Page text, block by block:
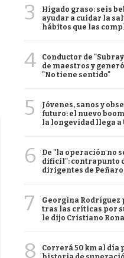
3
Hígado graso: seis
ayudar a cuidar la
hábitos que las
4
Conductor de
de maestros y
"No tiene sentido"
5
Jóvenes, sanos y
futuro: el nuevo
la longevidad llega a
6
De "la operación no
difícil": contrapunto
dirigentes de
7
Georgina Rodríguez
tras las críticas por
le dijo Cristiano
8
Correrá 50 km al día